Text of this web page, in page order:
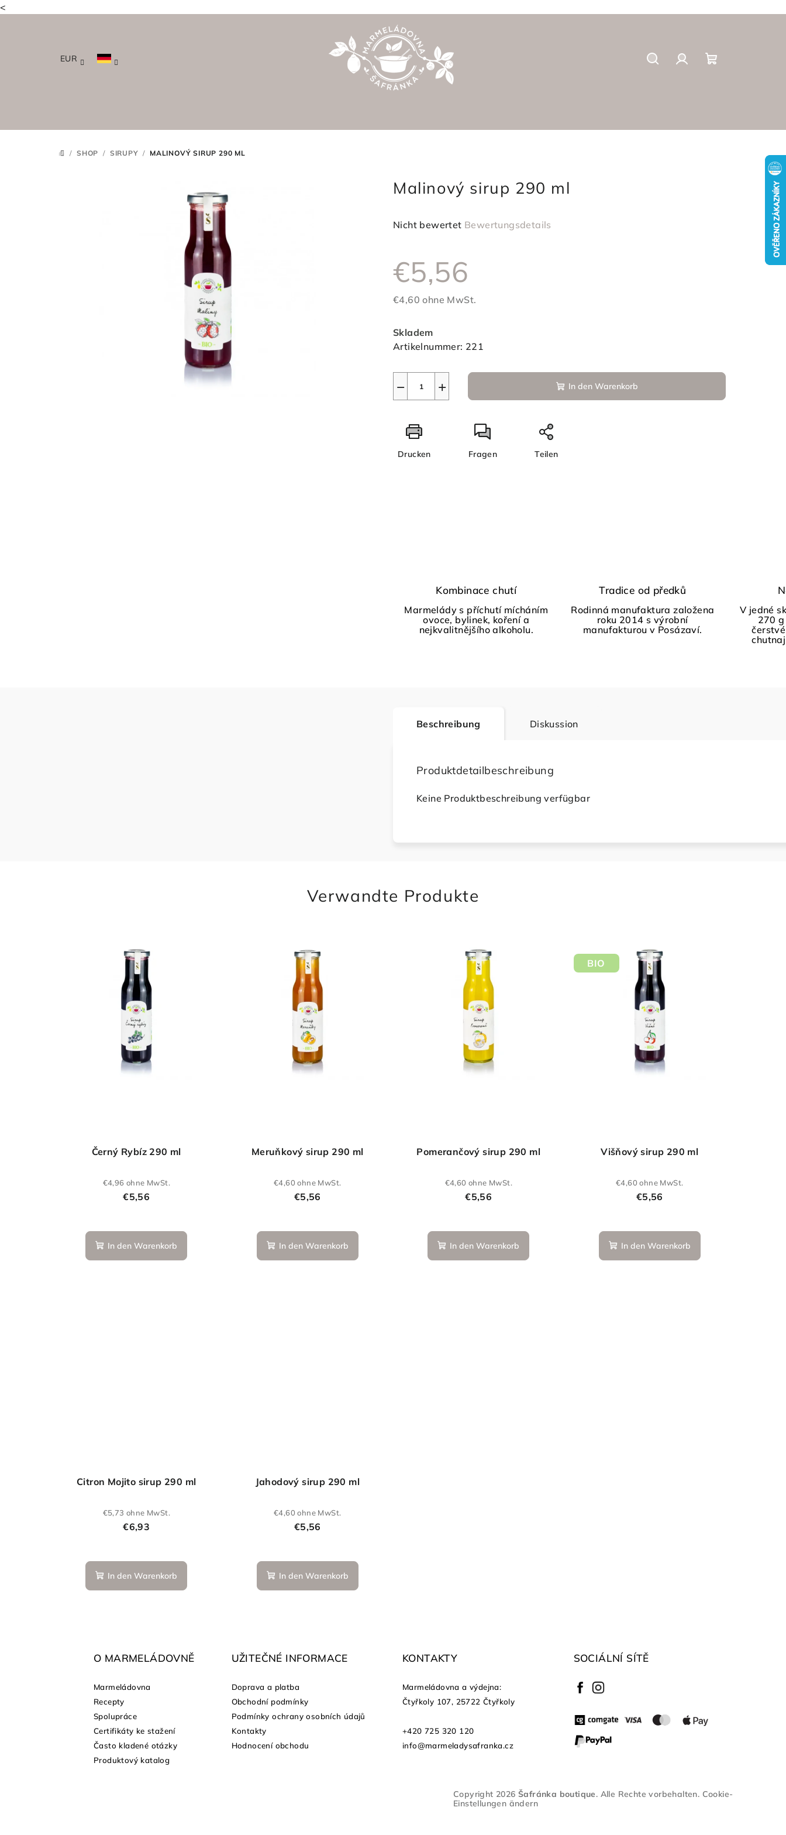
<
EUR
STARTSEITE
/ SHOP / SIRUPY / MALINOVÝ SIRUP 290 ML
Malinový sirup 290 ml
Die
ist
0,0
von
Nicht bewertet Bewertungsdetails
€5,56
€4,60 ohne MwSt.
Skladem
Artikelnummer: 221
+
− In den Warenkorb
Drucken Fragen Teilen
Kombinace chutí
Marmelády s příchutí mícháním
ovoce, bylinek, koření a
nejkvalitnějšího alkoholu.
Tradice od předků
Rodinná manufaktura založena
roku 2014 s výrobní
manufakturou v Posázaví.
V jedné
270
Beschreibung Diskussion
Produktdetailbeschreibung
Keine Produktbeschreibung verfügbar
Verwandte Produkte
Černý Rybíz 290 ml
€4,96 ohne MwSt.
€5,56
In den Warenkorb
Meruňkový sirup 290 ml
€4,60 ohne MwSt.
€5,56
In den Warenkorb
Pomerančový sirup 290 ml
€4,60 ohne MwSt.
€5,56
In den Warenkorb
BIO
Višňový sirup 290 ml
€4,60 ohne MwSt.
€5,56
In den Warenkorb
Citron Mojito sirup 290 ml
€5,73 ohne MwSt.
€6,93
durchschnittliche
Produktbewertung
ist
Sternen.
In den Warenkorb
Jahodový sirup 290 ml
€4,60 ohne MwSt.
€5,56
In den Warenkorb
O MARMELÁDOVNĚ
Marmeládovna
Recepty
Spolupráce
Certifikáty ke stažení
Často kladené otázky
Produktový katalog
UŽITEČNÉ INFORMACE
Doprava a platba
Obchodní podmínky
Podmínky ochrany osobních údajů
Kontakty
Hodnocení obchodu
KONTAKTY
Marmeládovna a výdejna:
Čtyřkoly 107, 25722 Čtyřkoly
+420 725 320 120
info@marmeladysafranka.cz
SOCIÁLNÍ SÍTĚ
Copyright 2026 Šafránka boutique. Alle Rechte vorbehalten. Cookie-
Einstellungen ändern